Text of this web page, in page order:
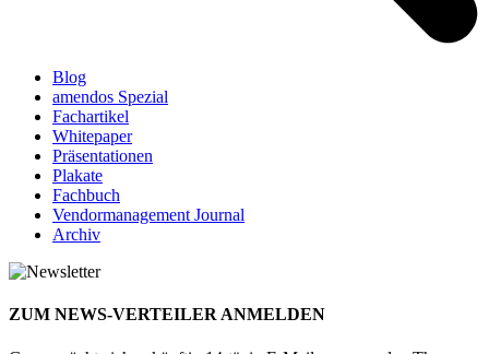
Blog
amendos Spezial
Fachartikel
Whitepaper
Präsentationen
Plakate
Fachbuch
Vendormanagement Journal
Archiv
ZUM NEWS-VERTEILER ANMELDEN